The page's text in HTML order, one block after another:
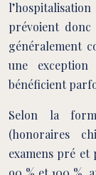
prévoient
généralement
une
bénéficient
Selon la
(honoraires
examens pré